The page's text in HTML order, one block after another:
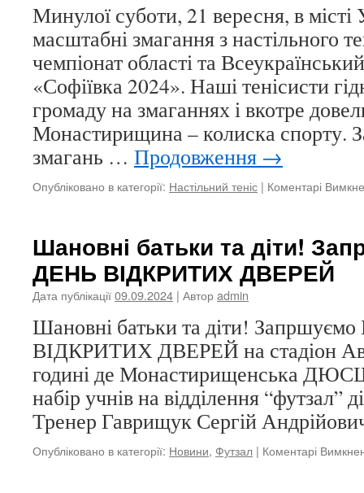
Минулої суботи, 21 вересня, в
масштабні змагання з настільного
чемпіонат області та
«Софіївка 2024». Наші тенісисти
громаду на змаганнях і вкотре
Монастирищина – колиска спорту.
змагань … Продовження →
Опубліковано в категорії: Настільний теніс | Коментарі
Шановні батьки та діти!
ДЕНЬ ВІДКРИТИХ ДВЕРЕЙ
Дата публікації09.09.2024 | Авторadmin
Шановні батьки та діти!
ВІДКРИТИХ ДВЕРЕЙ на стадіон
годині де Монастирищенська
набір учнів на відділення “футзал”
Тренер Гаврищук Сергій
Опубліковано в категорії: Новини, Футзал | Коментарі